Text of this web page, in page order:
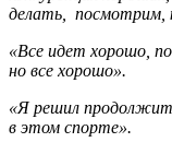
делать, посмотрим,
«Все идет хорошо,
но все хорошо».
«Я решил
в этом спорте».